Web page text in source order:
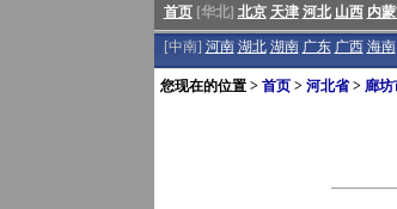
首页[华北] 北京 天津 河北 山西 内
[中南] 河南 湖北 湖南 广东 广西 海南
您现在的位置 > 首页> 河北省> 廊坊